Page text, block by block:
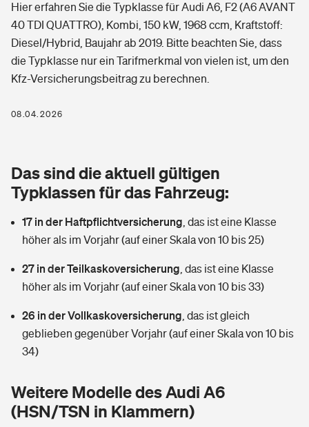
Grundfähigkeitsversicherung
Arbeitsrechtsschutz
Berufshaftpflichtversicherung
Zur Übersicht
Tools
Wer versichert was: Jetzt Versicherer finden
Sie haben Fragen?
Elementarversicherung
Glasversicherung
Mietkautionsversicherung
Restkreditversicherung
Zur Übersicht
Hochwasser-Check: Wie gefährdet ist Ihr Haus?
Freizeit
Pri­vate Haft­pflicht­
Kinderunfall­ver­si­che­rung
Kinderinvalidität
Reiseversicherung
Pferdehalter-Haftpflicht
Private Cyberversicherung
Gesundheit
Private Krankenversicherung
Dread-Disease-Versicherung
Tierkrankenversicherung
Wer versichert was: Jetzt Versicherer finden
Sie haben Fragen?
Rentenrechner: Wie viel Geld bekomme ich im Alter?
Hier erfahren Sie die Typklasse für Audi A6, F2 (A6 AVANT
40 TDI QUATTRO), Kombi, 150 kW, 1968 ccm, Kraftstoff:
Diesel/Hybrid, Baujahr ab 2019. Bitte beachten Sie, dass
die Typklasse nur ein Tarifmerkmal von vielen ist, um den
Kfz-Versicherungsbeitrag zu berechnen.
08.04.2026
Das sind die aktuell gültigen
Typklassen für das Fahrzeug:
17 in der Haftpflichtversicherung das ist eine Klasse
höher als im Vorjahr (auf einer Skala von 10 bis 25)
27 in der Teilkaskoversicherung das ist eine Klasse
höher als im Vorjahr (auf einer Skala von 10 bis 33)
26 in der Vollkaskoversicherung das ist gleich
geblieben gegenüber Vorjahr (auf einer Skala von 10 bis
34)
Weitere Modelle des Audi A6
(HSN/TSN in Klammern)